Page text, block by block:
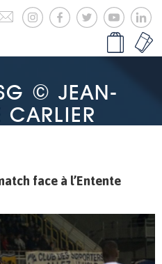
© JEAN-
CARLIER
face à l’Entente